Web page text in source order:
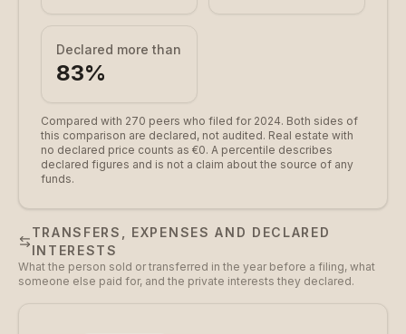
Declared more than
83%
Compared with 270 peers who filed for 2024. Both sides of
this comparison are declared, not audited. Real estate with
no declared price counts as €0. A percentile describes
declared figures and is not a claim about the source of any
funds.
TRANSFERS, EXPENSES AND DECLARED
INTERESTS
What the person sold or transferred in the year before a filing, what
someone else paid for, and the private interests they declared.